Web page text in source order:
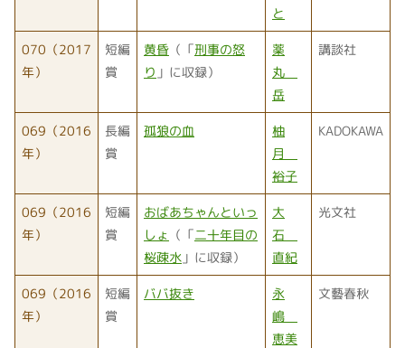
と
070（2017
年）
短編
賞
黄昏 （「刑事の怒
り 」に収録）
薬
丸
岳
講談社
069（2016
年）
長編
賞
孤狼の血
柚
月
裕子
KADOKAWA
069（2016
年）
短編
賞
おばあちゃんといっ
しょ （「二十年目の
桜疎水 」に収録）
大
石
直紀
光文社
069（2016
年）
短編
賞
ババ抜き
永
嶋
恵美
文藝春秋